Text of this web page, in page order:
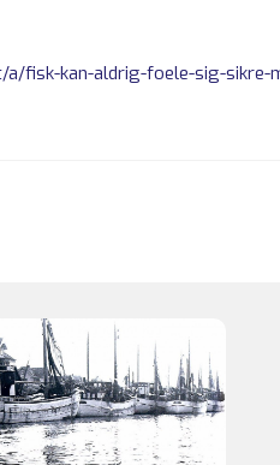
fisk-kan-aldrig-foele-sig-sikre-